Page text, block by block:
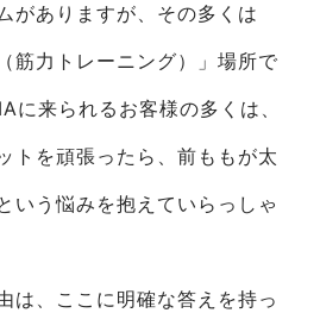
がありますが、その多くは
筋力トレーニング）」場所で
に来られるお客様の多くは、
トを頑張ったら、前ももが太
いう悩みを抱えていらっしゃ
は、ここに明確な答えを持っ